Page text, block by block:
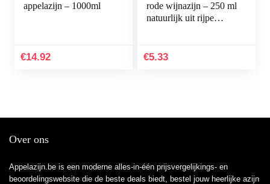
appelazijn – 1000ml
€14.92
rode wijnazijn – 250 ml
natuurlijk uit rijpe
/ additieven
€5.33
Over ons
Appelazijn.be is een moderne alles-in-één prijsvergelijkings- en
beoordelingswebsite die de beste deals biedt, bestel jouw heerlijke azijn